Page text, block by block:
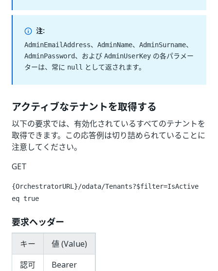
注:
AdminEmailAddress、 AdminName、 AdminSurname、
AdminPassword、および AdminUserKey の各パラメー
ターは、常に null として返されます。
アクティブなテナントを取得する
以下の要求では、有効化されているすべてのテナントを
取得できます。この応答例は切り詰められていることに
注意してください。
GET
{OrchestratorURL}/odata/Tenants?$filter=IsActive
eq true
要求ヘッダー
キー
値 (Value)
認可
Bearer